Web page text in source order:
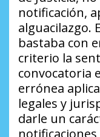
notificación,
alguacilazgo.
bastaba con
criterio la
convocatoria
errónea
legales y
darle un